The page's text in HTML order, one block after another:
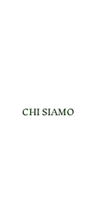
CHI SIAMO